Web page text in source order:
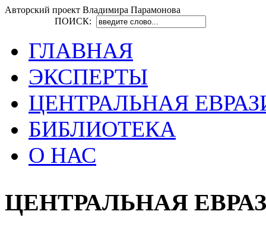
Авторский проект Владимира Парамонова
ПОИСК:
ГЛАВНАЯ
ЭКСПЕРТЫ
ЦЕНТРАЛЬНАЯ
БИБЛИОТЕКА
О НАС
ЦЕНТРАЛЬНАЯ